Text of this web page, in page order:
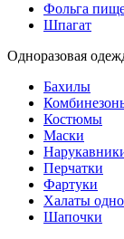
Фольга
Шпагат
Одноразовая
Бахилы
Костюмы
Маски
Перчатки
Фартуки
Халаты
Шапочки